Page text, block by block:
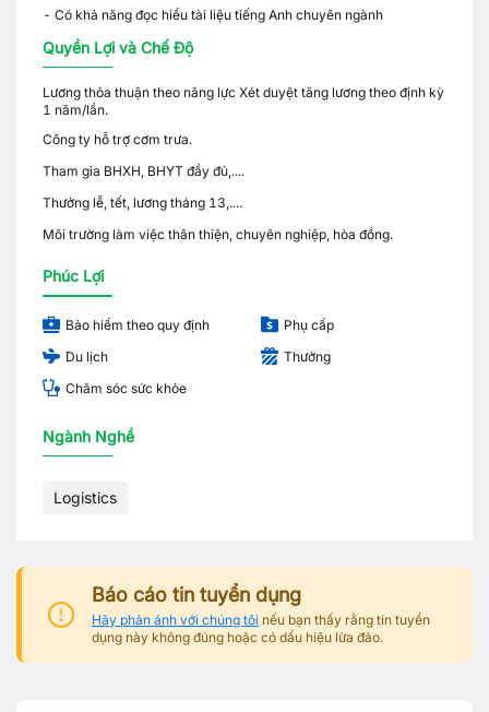
- Có khả năng đọc hiểu tài liệu tiếng Anh chuyên ngành
Quyền Lợi và Chế Độ
Lương thỏa thuận theo năng lực Xét duyệt tăng lương theo định kỳ
1 năm/lần.
Công ty hỗ trợ cơm trưa.
Tham gia BHXH, BHYT đầy đủ,....
Thưởng lễ, tết, lương tháng 13,....
Môi trường làm việc thân thiện, chuyên nghiệp, hòa đồng.
Phúc Lợi
Bảo hiểm theo quy định
Phụ cấp
Du lịch
Thưởng
Chăm sóc sức khỏe
Ngành Nghề
Logistics
Báo cáo tin tuyển dụng
Hãy phản ánh với chúng tôi nếu bạn thấy rằng tin tuyển
dụng này không đúng hoặc có dấu hiệu lừa đảo.